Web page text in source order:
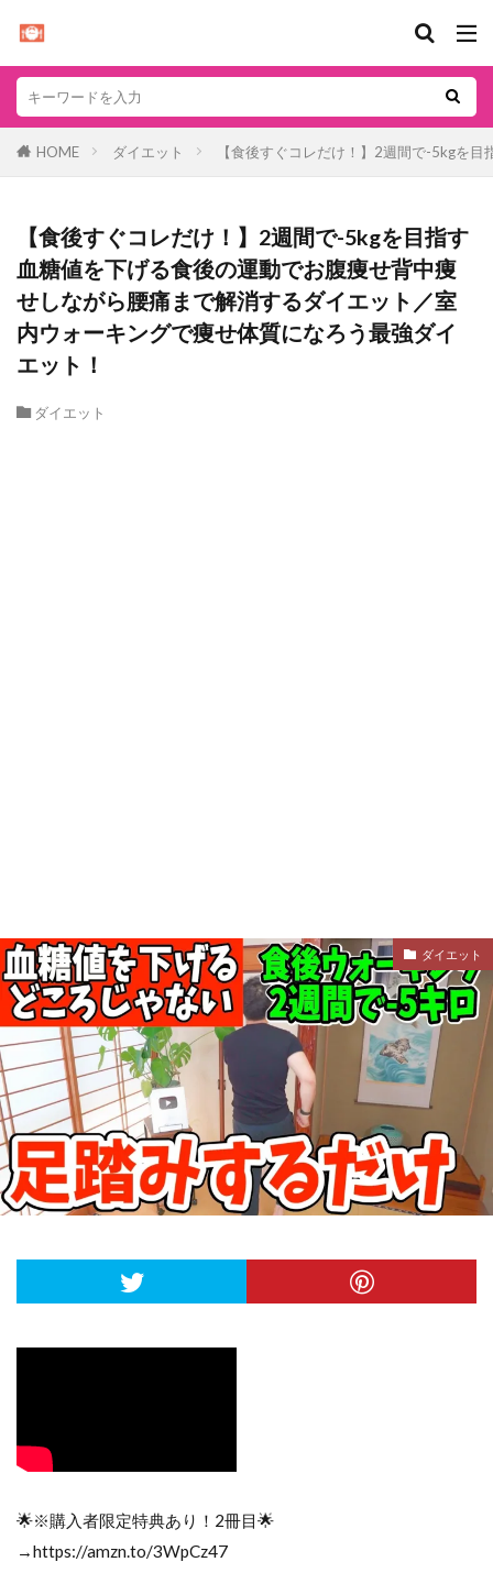
HOME ダイエット 【食後すぐコレだけ！】2週間で-5kgを
【食後すぐコレだけ！】2週間で-5kgを目指す
血糖値を下げる食後の運動でお腹痩せ背中痩
せしながら腰痛まで解消するダイエット／室
内ウォーキングで痩せ体質になろう最強ダイ
エット！
ダイエット
ダイエット
🌟※購入者限定特典あり！2冊目🌟
→https://amzn.to/3WpCz47